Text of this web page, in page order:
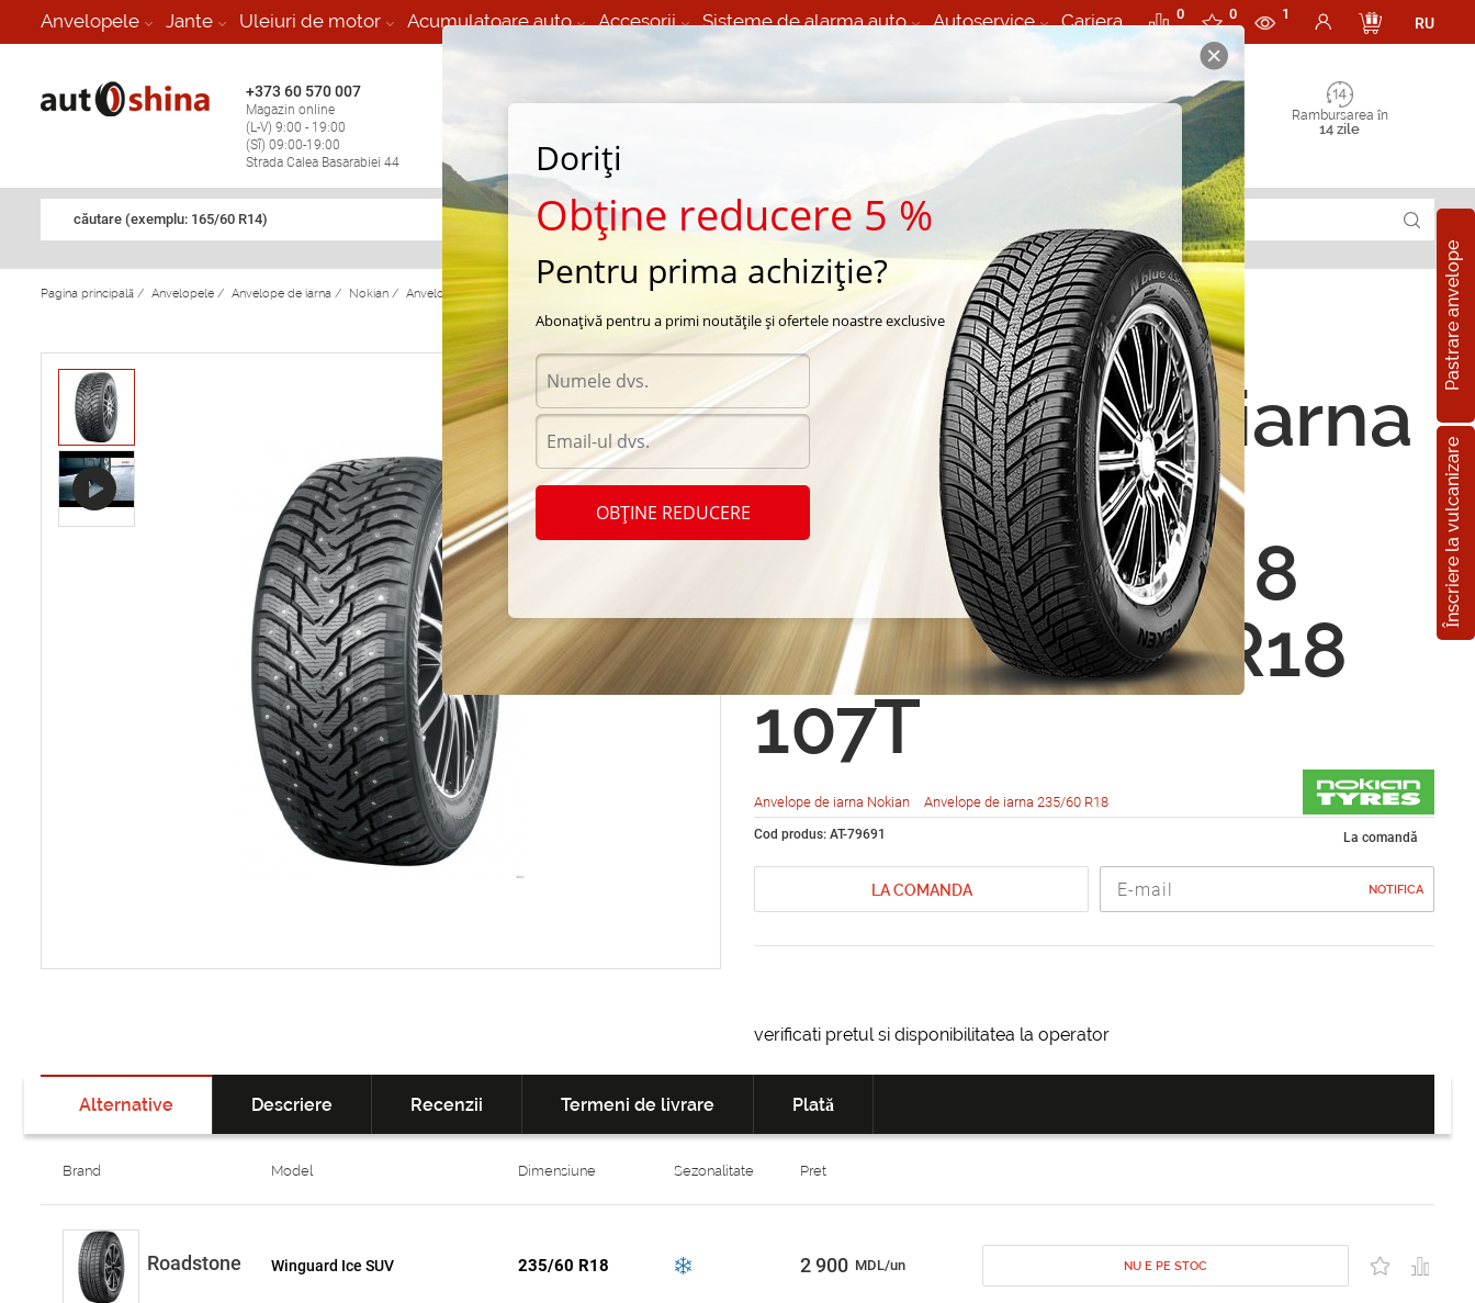
Anvelopele Jante Uleiuri de motor Acumulatoare auto Accesorii Sisteme de alarma auto Autoservice Cariera 0 0 1
RU
+373 60 570 007
Magazin online
(L-V) 9:00 - 19:00
(Sî) 09:00-19:00
Strada Calea Basarabiei 44
Vulcanizare Mobila 24/7 non
Rambursarea în
14 zile
căutare (exemplu: 165/60 R14)
Pastrare anvelope
Înscriere la vulcanizare
Pagina principală / Anvelopele / Anvelope de iarna / Nokian / Anvelope de iarna Nokian Hakkapeliitta 8 SUV Nokian Hakkapeliitta 8 SUV 235/60 R18 107T
Anvelope de iarna
Nokian
Hakkapeliitta 8
SUV 235/60 R18
107T
Anvelope de iarna Nokian Anvelope de iarna 235/60 R18
Cod produs: AT-79691 La comandă
LA COMANDA NOTIFICA
verificati pretul si disponibilitatea la operator
Alternative Descriere Recenzii Termeni de livrare Plată
Brand Model Dimensiune Sezonalitate Pret
Roadstone Winguard Ice SUV 235/60 R18 2 900 MDL/un NU E PE STOC
Doriți
Obține reducere 5 %
Pentru prima achiziție?
Abonațivă pentru a primi noutățile și ofertele noastre exclusive
OBȚINE REDUCERE